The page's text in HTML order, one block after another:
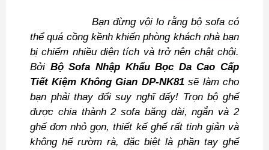
Bạn đừng vội lo rằng bộ sofa có
thể quá cồng kềnh khiến phòng khách nhà bạn
bị chiếm nhiều diện tích và trở nên chật chội.
Bởi Bộ Sofa Nhập Khẩu Bọc Da Cao Cấp
Tiết Kiệm Không Gian DP-NK81sẽ làm cho
bạn phải thay đổi suy nghĩ đấy! Trọn bộ ghế
được chia thành 2 sofa băng dài, ngắn và 2
ghế đơn nhỏ gọn, thiết kế ghế rất tinh giản và
không hế rườm rà, đặc biệt là phần tay ghế